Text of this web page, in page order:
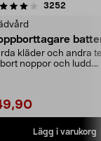
3252
kläder och andra
noppor och ludd.
Lägg i varukorg
4.5av 5 stjärnor